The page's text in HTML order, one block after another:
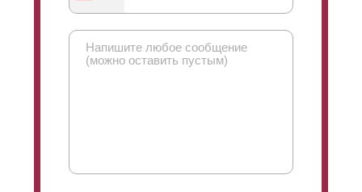
нахлеста есть, ведь в первую очередь он влияет на
угол обзора вашего участка и дома. Когда смотрят
снаружи, то взгляд модно направить только вверх. И
вот тут как раз регулируется угол, чем больше
полностью закрыть обзор участка. Но, иногда есть